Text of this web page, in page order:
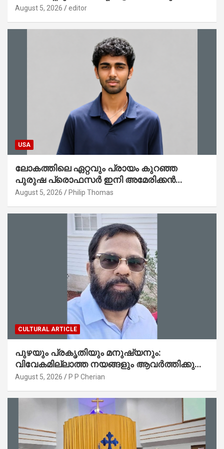
കേര; ലോഗോ മുഖ്യമന്ത്രി പ്രകാശനം
August 5, 2026 editor
USA
ലോകത്തിലെ ഏറ്റവും പ്രായം കുറഞ്ഞ
പുരുഷ പ്രൊഫസർ ഇനി അമേരിക്കൻ
മലയാളി നേഥൻ തോമസ്
August 5, 2026 Philip Thomas
CULTURAL ARTICLE
പുഴയും പ്രകൃതിയും മനുഷ്യനും:
വിവേകമില്ലാത്ത നയങ്ങളും ആവർത്തിക്കുന്ന
ദുരന്തങ്ങളും : റവ. ജെയിംസ് കെ.
August 5, 2026 P P Cherian